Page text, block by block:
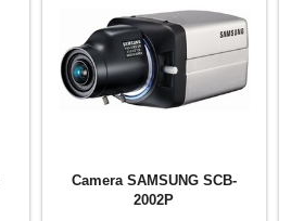
Camera SAMSUNG SCB-
2002P